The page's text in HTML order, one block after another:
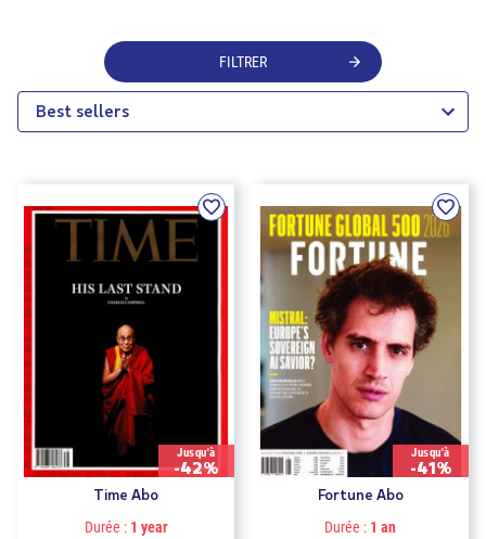
FILTRER
Best sellers
Jusqu'à
-42%
Time Abo
Durée :1 year
Jusqu'à
-41%
Fortune Abo
Durée : 1 an